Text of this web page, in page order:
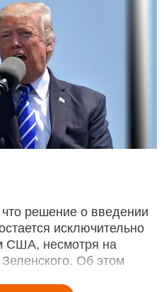
решение о введении
исключительно
США, несмотря на
Об этом